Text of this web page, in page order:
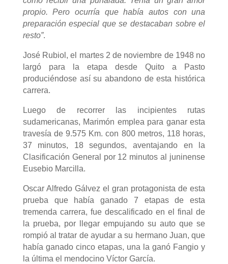
propio. Pero ocurría que había autos con una
preparación especial que se destacaban sobre el
resto”.
José Rubiol, el martes 2 de noviembre de 1948 no
largó para la etapa desde Quito a Pasto
produciéndose así su abandono de esta histórica
carrera.
Luego de recorrer las incipientes rutas
sudamericanas, Marimón emplea para ganar esta
travesía de 9.575 Km. con 800 metros, 118 horas,
37 minutos, 18 segundos, aventajando en la
Clasificación General por 12 minutos al juninense
Eusebio Marcilla.
Oscar Alfredo Gálvez el gran protagonista de esta
prueba que había ganado 7 etapas de esta
tremenda carrera, fue descalificado en el final de
la prueba, por llegar empujando su auto que se
rompió al tratar de ayudar a su hermano Juan, que
había ganado cinco etapas, una la ganó Fangio y
la última el mendocino Víctor García.